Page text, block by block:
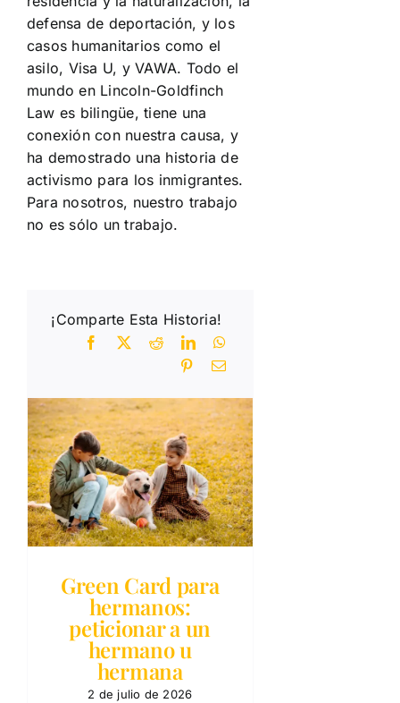
defensa de deportación, y los
casos humanitarios como el
asilo, Visa U, y VAWA. Todo el
mundo en Lincoln-Goldfinch
Law es bilingüe, tiene una
conexión con nuestra causa, y
ha demostrado una historia de
activismo para los inmigrantes.
Para nosotros, nuestro trabajo
no es sólo un trabajo.
¡Comparte Esta Historia!
Green Card para
hermanos:
peticionar a un
hermano u
hermana
2 de julio de 2026